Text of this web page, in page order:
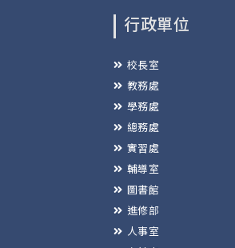
行政單位
校長室
教務處
學務處
總務處
實習處
輔導室
圖書館
進修部
人事室